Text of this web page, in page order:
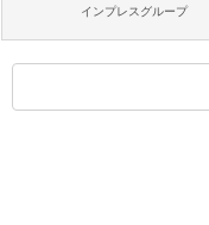
インプレスグループ